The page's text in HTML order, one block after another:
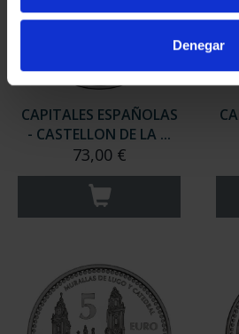
Denegar
CAPITALES ESPAÑOLAS
- CASTELLON DE LA ...
73,00 €